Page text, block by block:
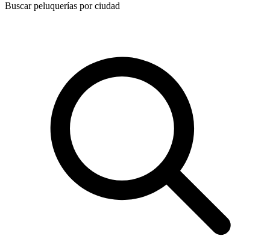
Buscar peluquerías por ciudad